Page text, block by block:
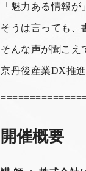
「魅力ある情報
そうは言っても、
そんな声が聞こえ
京丹後産業DX推
開催概要